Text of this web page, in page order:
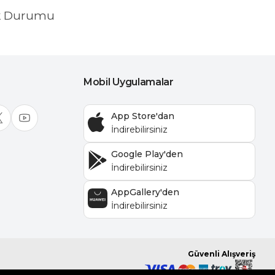
Durumu
Mobil Uygulamalar
App Store'dan
Google Play'den
AppGallery'den
Güvenli Alışveriş